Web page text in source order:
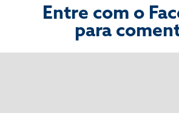
Entre com o
para